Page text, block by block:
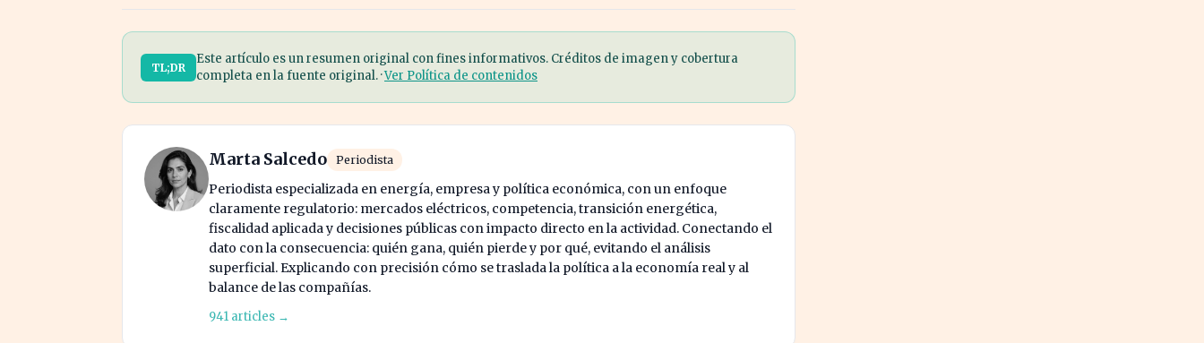
TL;DR
Este artículo es un resumen original con fines informativos. Créditos de imagen y cobertura
completa en la fuente original. ·Ver Política de contenidos
Marta Salcedo Periodista
Periodista especializada en energía, empresa y política económica, con un enfoque
claramente regulatorio: mercados eléctricos, competencia, transición energética,
fiscalidad aplicada y decisiones públicas con impacto directo en la actividad. Conectando el
dato con la consecuencia: quién gana, quién pierde y por qué, evitando el análisis
superficial. Explicando con precisión cómo se traslada la política a la economía real y al
balance de las compañías.
941 articles →